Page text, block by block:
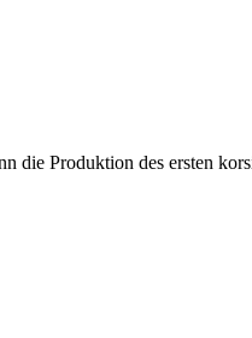
Produktion des ersten